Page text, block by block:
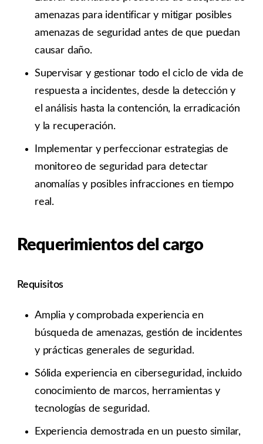
amenazas para identificar y mitigar posibles
amenazas de seguridad antes de que puedan
causar daño.
Supervisar y gestionar todo el ciclo de vida de
respuesta a incidentes, desde la detección y
el análisis hasta la contención, la erradicación
y la recuperación.
Implementar y perfeccionar estrategias de
monitoreo de seguridad para detectar
anomalías y posibles infracciones en tiempo
real.
Requerimientos del cargo
Requisitos
Amplia y comprobada experiencia en
búsqueda de amenazas, gestión de incidentes
y prácticas generales de seguridad.
Sólida experiencia en ciberseguridad, incluido
conocimiento de marcos, herramientas y
tecnologías de seguridad.
Experiencia demostrada en un puesto similar,